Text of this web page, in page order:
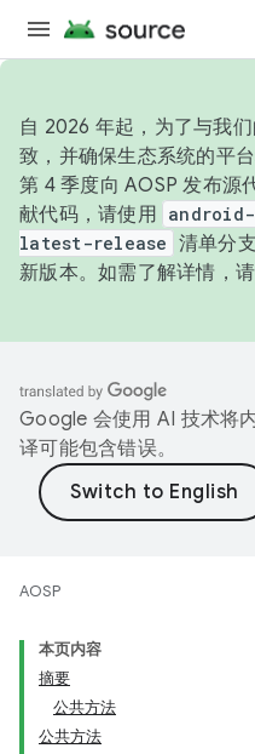
自 2026 年起，为了与我
致，并确保生态系统的平
第 4 季度向 AOSP 发布源
献代码，请使用
latest-release 清单分
新版本。如需了解详情，
Google 会使用 AI 技术将
译可能包含错误。
AOSP
本页内容
摘要
公共方法
公共方法